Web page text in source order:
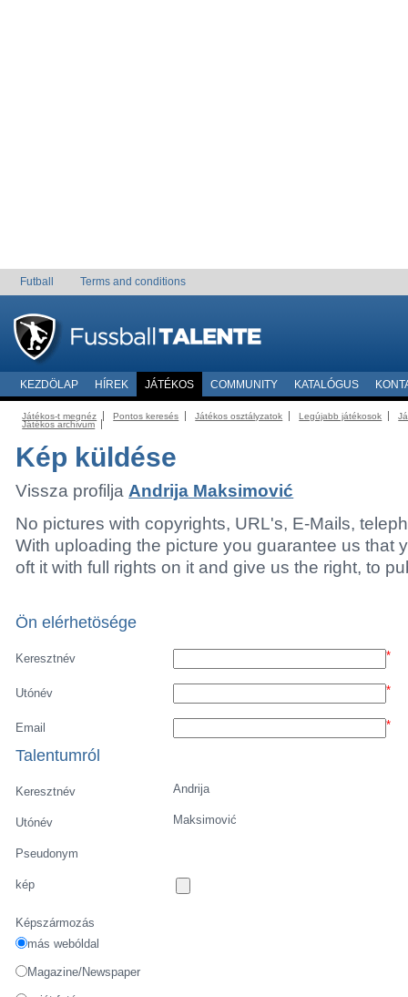
Futball Terms and conditions
KEZDÖLAP HÍREK JÁTÉKOS COMMUNITY KATALÓGUS
Játékos-t megnéz Pontos keresés Játékos osztályzatok Legújabb játékosok
Játékos archivum
Kép küldése
Vissza profilja Andrija Maksimović
No pictures with copyrights, URL's, E-Mails,
With uploading the picture you guarantee us that
oft it with full rights on it and give us the right, to
Ön elérhetösége
Keresztnév *
Utónév *
Email *
Talentumról
Keresztnév Andrija
Utónév Maksimović
Pseudonym
kép
Képszármozás
más webóldal
Magazine/Newspaper